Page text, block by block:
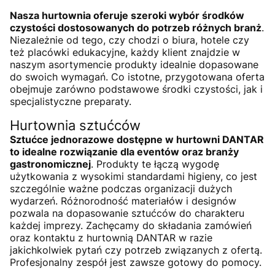
Nasza hurtownia oferuje szeroki wybór środków
czystości dostosowanych do potrzeb różnych branż.
Niezależnie od tego, czy chodzi o biura, hotele czy
też placówki edukacyjne, każdy klient znajdzie w
naszym asortymencie produkty idealnie dopasowane
do swoich wymagań. Co istotne, przygotowana oferta
obejmuje zarówno podstawowe środki czystości, jak i
specjalistyczne preparaty.
Hurtownia sztućców
Sztućce jednorazowe dostępne w hurtowni DANTAR
to idealne rozwiązanie dla eventów oraz branży
gastronomicznej. Produkty te łączą wygodę
użytkowania z wysokimi standardami higieny, co jest
szczególnie ważne podczas organizacji dużych
wydarzeń. Różnorodność materiałów i designów
pozwala na dopasowanie sztućców do charakteru
każdej imprezy. Zachęcamy do składania zamówień
oraz kontaktu z hurtownią DANTAR w razie
jakichkolwiek pytań czy potrzeb związanych z ofertą.
Profesjonalny zespół jest zawsze gotowy do pomocy.